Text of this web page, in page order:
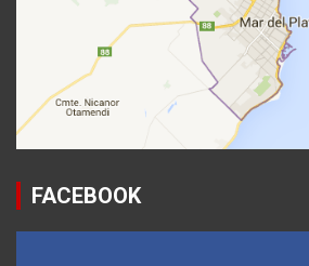
FACEBOOK